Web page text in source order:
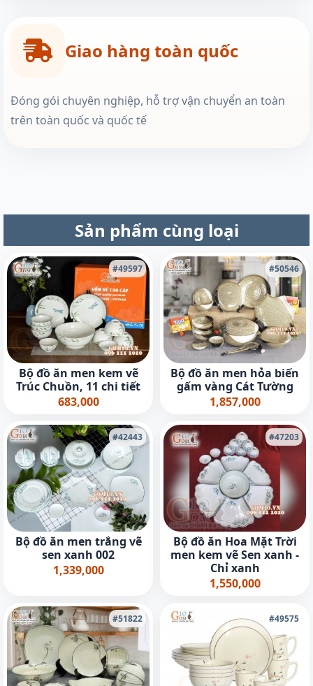
Giao hàng toàn quốc
Đóng gói chuyên nghiệp, hỗ trợ vận chuyển an toàn
trên toàn quốc và quốc tế
Sản phẩm cùng loại
#49597
Bộ đồ ăn men kem vẽ
Trúc Chuồn, 11 chi tiết
683,000
#50546
Bộ đồ ăn men hỏa biến
gấm vàng Cát Tường
1,857,000
#42443
Bộ đồ ăn men trắng vẽ
sen xanh 002
1,339,000
#47203
Bộ đồ ăn Hoa Mặt Trời
men kem vẽ Sen xanh -
Chỉ xanh
1,550,000
#51822 #49575